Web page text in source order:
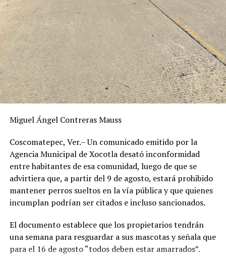
Miguel Ángel Contreras Mauss
Coscomatepec, Ver.– Un comunicado emitido por la
Agencia Municipal de Xocotla desató inconformidad
entre habitantes de esa comunidad, luego de que se
advirtiera que, a partir del 9 de agosto, estará prohibido
mantener perros sueltos en la vía pública y que quienes
incumplan podrían ser citados e incluso sancionados.
El documento establece que los propietarios tendrán
una semana para resguardar a sus mascotas y señala que
para el 16 de agosto “todos deben estar amarrados”.